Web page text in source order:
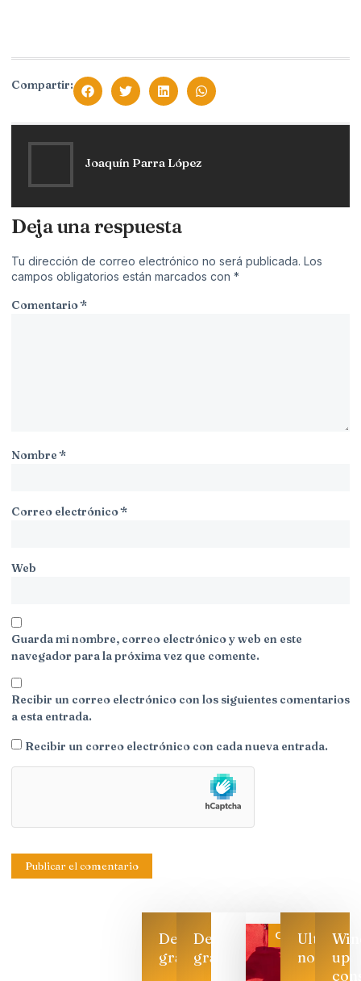
Compartir:
Joaquín Parra López
Deja una respuesta
Tu dirección de correo electrónico no será publicada. Los
campos obligatorios están marcados con *
Comentario*
Nombre*
Correo electrónico*
Web
Guarda mi nombre, correo electrónico y web en este
navegador para la próxima vez que comente.
Recibir un correo electrónico con los siguientes comentarios
a esta entrada.
Recibir un correo electrónico con cada nueva entrada.
Descarga
gratis
Descarga
gratis
CategoríaUltimas
noticias
up